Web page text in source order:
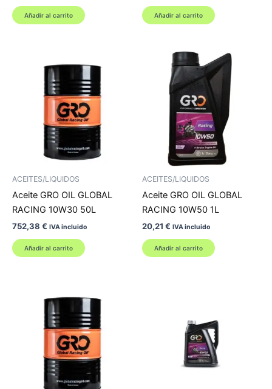
Añadir al carrito Añadir al carrito
ACEITES/LIQUIDOS
Aceite GRO OIL GLOBAL
RACING 10W30 50L
752,38 € IVA incluido
Añadir al carrito
ACEITES/LIQUIDOS
Aceite GRO OIL GLOBAL
RACING 10W50 1L
20,21 € IVA incluido
Añadir al carrito